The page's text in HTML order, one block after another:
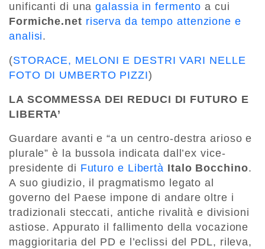
unificanti di unagalassia in fermento a cui
Formiche.net riserva da tempo attenzione e
analisi.
(STORACE, MELONI E DESTRI VARI NELLE
FOTO DI UMBERTO PIZZI)
LA SCOMMESSA DEI REDUCI DI FUTURO E
LIBERTA’
Guardare avanti e “a un centro-destra arioso e
plurale” è la bussola indicata dall’ex vice-
presidente di Futuro e Libertà Italo Bocchino.
A suo giudizio, il pragmatismo legato al
governo del Paese impone di andare oltre i
tradizionali steccati, antiche rivalità e divisioni
astiose. Appurato il fallimento della vocazione
maggioritaria del PD e l’eclissi del PDL, rileva,